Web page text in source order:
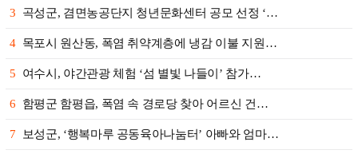
3 곡성군, 겸면농공단지 청년문화센터 공모 선정 ‘…
4 목포시 원산동, 폭염 취약계층에 냉감 이불 지원…
5 여수시, 야간관광 체험 ‘섬 별빛 나들이’ 참가…
6 함평군 함평읍, 폭염 속 경로당 찾아 어르신 건…
7 보성군, ‘행복마루 공동육아나눔터’ 아빠와 엄마…